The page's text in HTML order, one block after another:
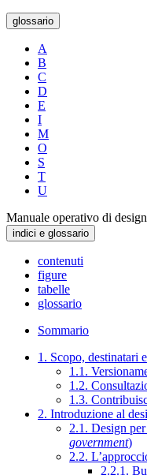
glossario
A
B
C
D
E
I
M
O
S
T
U
Manuale operativo di design
indici e glossario
contenuti
figure
tabelle
glossario
Sommario
1. Scopo, destinatari
1.1.
1.2.
1.3.
2. Introduzione al
2.1. Design
government)
2.2.
2.2.1.